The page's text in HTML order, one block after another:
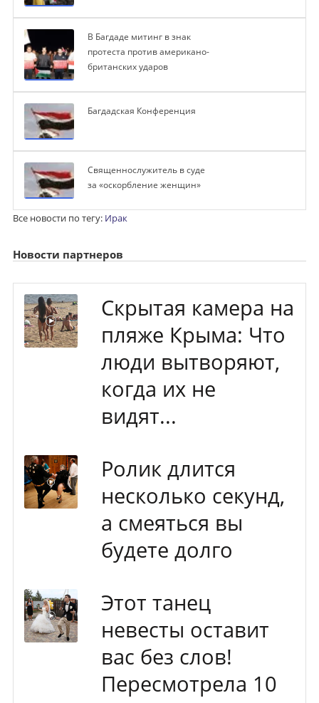
В Багдаде митинг в знак
протеста против американо-
британских ударов
Багдадская Конференция
Священнослужитель в суде
за «оскорбление женщин»
Все новости по тегу: Ирак
Новости партнеров
Скрытая камера на
пляже Крыма: Что
люди вытворяют,
когда их не
видят...
Ролик длится
несколько секунд,
а смеяться вы
будете долго
Этот танец
невесты оставит
вас без слов!
Пересмотрела 10